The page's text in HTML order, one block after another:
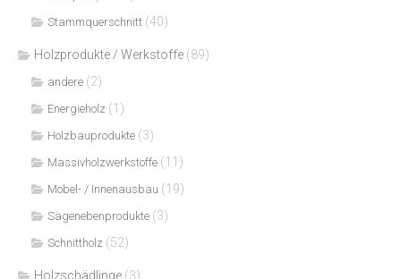
Stammquerschnitt (40)
Holzprodukte / Werkstoffe (89)
andere (2)
Energieholz (1)
Holzbauprodukte (3)
Massivholzwerkstoffe (11)
Möbel- / Innenausbau (19)
Sägenebenprodukte (3)
Schnittholz (52)
Holzschädlinge (3)